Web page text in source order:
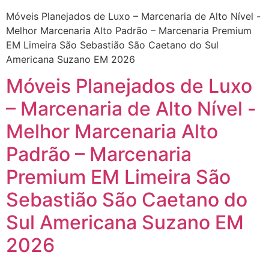
Móveis Planejados de Luxo – Marcenaria de Alto Nível -
Melhor Marcenaria Alto Padrão – Marcenaria Premium
EM Limeira São Sebastião São Caetano do Sul
Americana Suzano EM 2026
Móveis Planejados de Luxo
– Marcenaria de Alto Nível -
Melhor Marcenaria Alto
Padrão – Marcenaria
Premium EM Limeira São
Sebastião São Caetano do
Sul Americana Suzano EM
2026